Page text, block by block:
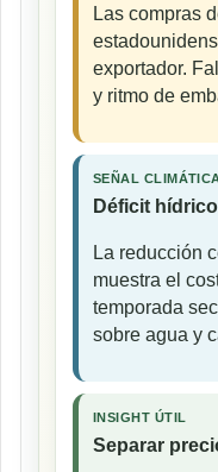
Las compras
exportador.
y ritmo de
SEÑAL
Déficit
La reducción
muestra el
temporada
sobre agua y
INSIGHT ÚTIL
Separar